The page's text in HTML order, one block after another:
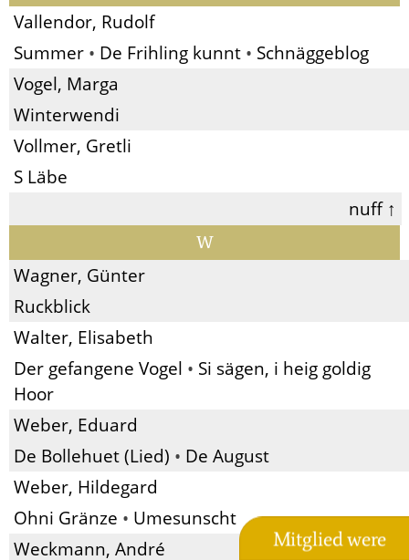
Mitglied were
Vallendor, Rudolf
Summer • De Frihling kunnt • Schnäggeblog
Vogel, Marga
Winterwendi
Vollmer, Gretli
S Läbe
nuff ↑
W
Wagner, Günter
Ruckblick
Walter, Elisabeth
Der gefangene Vogel • Si sägen, i heig goldig
Hoor
Weber, Eduard
De Bollehuet (Lied) • De August
Weber, Hildegard
Ohni Gränze • Umesunscht
Weckmann, André